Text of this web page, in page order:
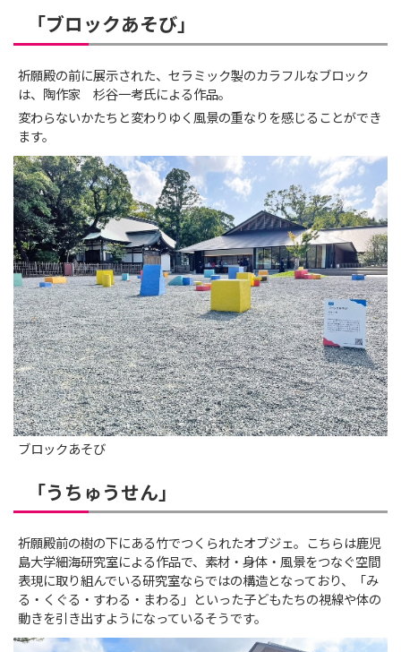
「ブロックあそび」
祈願殿の前に展示された、セラミック製のカラフルなブロック
は、陶作家 杉谷一考氏による作品。
変わらないかたちと変わりゆく風景の重なりを感じることができ
ます。
ブロックあそび
「うちゅうせん」
祈願殿前の樹の下にある竹でつくられたオブジェ。こちらは鹿児
島大学細海研究室による作品で、素材・身体・風景をつなぐ空間
表現に取り組んでいる研究室ならではの構造となっており、「み
る・くぐる・すわる・まわる」といった子どもたちの視線や体の
動きを引き出すようになっているそうです。